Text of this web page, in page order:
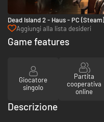
Dead Island 2 - Haus - PC (Steam)
Aggiungi alla lista desideri
Game features
Giocatore
singolo
Partita
cooperativa
online
Descrizione